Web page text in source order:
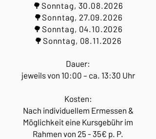
🌳Sonntag, 30.08.2026
🌳Sonntag, 27.09.2026
🌳Sonntag, 04.10.2026
🌳Sonntag, 08.11.2026
Dauer:
jeweils von 10:00 – ca. 13:30 Uhr
Kosten:
Nach individuellem Ermessen &
Möglichkeit eine Kursgebühr im
Rahmen von 25 - 35€ p. P.